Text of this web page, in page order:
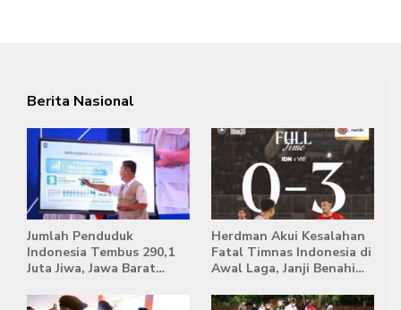
Berita Nasional
Jumlah Penduduk
Indonesia Tembus 290,1
Juta Jiwa, Jawa Barat
Terpadat
Herdman Akui Kesalahan
Fatal Timnas Indonesia di
Awal Laga, Janji Benahi
Singapura